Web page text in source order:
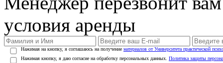
условия аренды
Нажимая на кнопку, я соглашаюсь на получение материалов от Университета практической
Нажимая кнопку, я даю согласие на обработку персональных данных. Политика защиты